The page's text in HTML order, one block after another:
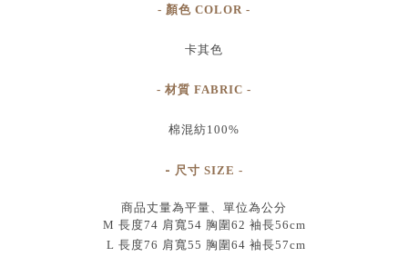
- 顏色 COLOR -
卡其色
- 材質 FABRIC -
棉混紡100%
- 尺寸 SIZE -
商品丈量為平量、單位為公分
M 長度74 肩寬54 胸圍62 袖長56cm
L 長度76 肩寬55 胸圍64 袖長57cm